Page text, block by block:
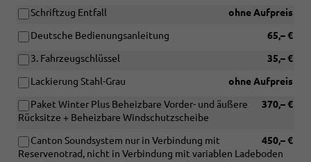
ohne Aufpreis
Schriftzug Entfall
65,– €
Deutsche Bedienungsanleitung
35,– €
3. Fahrzeugschlüssel
ohne Aufpreis
Lackierung Stahl-Grau
370,– €
Paket Winter Plus Beheizbare Vorder- und äußere
Rücksitze + Beheizbare Windschutzscheibe
450,– €
Canton Soundsystem nur in Verbindung mit
Reservenotrad, nicht in Verbindung mit variablen Ladeboden